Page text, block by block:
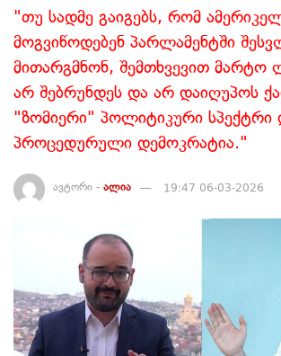
"თუ სადმე გაიგებს, რომ
მოგვიწოდებენ პარლამენტში
მითარგმნონ, შემთხვევით
არ შებრუნდეს და არ დაიღუპოს
"ზომიერი" პოლიტიკური სპექტრი
პროცედურული დემოკრატია."
ავტორი - ალია 19:47 06-03-2026